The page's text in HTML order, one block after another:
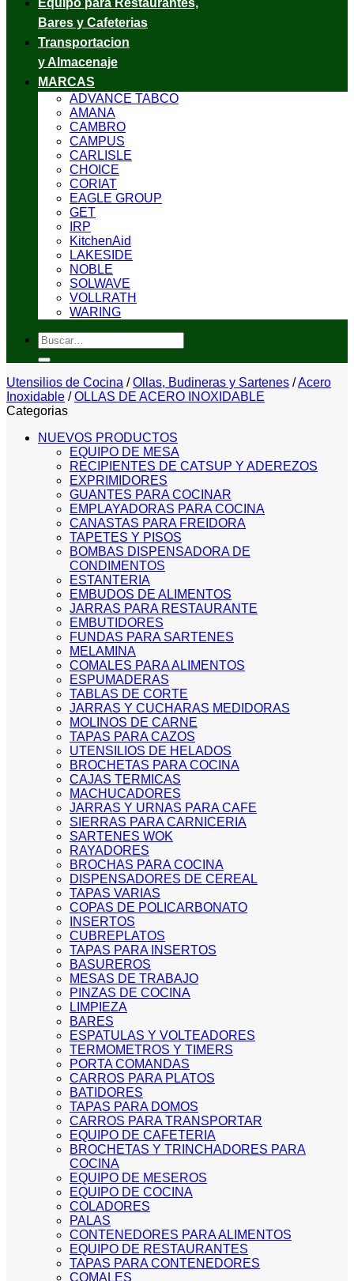
Equipo para Restaurantes,
Bares y Cafeterias
Transportacion
y Almacenaje
MARCAS
ADVANCE TABCO
AMANA
CAMBRO
CAMPUS
CARLISLE
CHOICE
CORIAT
EAGLE GROUP
GET
IRP
KitchenAid
LAKESIDE
NOBLE
SOLWAVE
VOLLRATH
WARING
Buscar
por:
Utensilios de Cocina / Ollas, Budineras y Sartenes /Acero
Inoxidable / OLLAS DE ACERO INOXIDABLE
Categorias
NUEVOS PRODUCTOS
EQUIPO DE MESA
RECIPIENTES DE CATSUP Y ADEREZOS
EXPRIMIDORES
GUANTES PARA COCINAR
EMPLAYADORAS PARA COCINA
CANASTAS PARA FREIDORA
TAPETES Y PISOS
BOMBAS DISPENSADORA DE
CONDIMENTOS
ESTANTERIA
EMBUDOS DE ALIMENTOS
JARRAS PARA RESTAURANTE
EMBUTIDORES
FUNDAS PARA SARTENES
MELAMINA
COMALES PARA ALIMENTOS
ESPUMADERAS
TABLAS DE CORTE
JARRAS Y CUCHARAS MEDIDORAS
MOLINOS DE CARNE
TAPAS PARA CAZOS
UTENSILIOS DE HELADOS
BROCHETAS PARA COCINA
CAJAS TERMICAS
MACHUCADORES
JARRAS Y URNAS PARA CAFE
SIERRAS PARA CARNICERIA
SARTENES WOK
RAYADORES
BROCHAS PARA COCINA
DISPENSADORES DE CEREAL
TAPAS VARIAS
COPAS DE POLICARBONATO
INSERTOS
CUBREPLATOS
TAPAS PARA INSERTOS
BASUREROS
MESAS DE TRABAJO
PINZAS DE COCINA
LIMPIEZA
BARES
ESPATULAS Y VOLTEADORES
TERMOMETROS Y TIMERS
PORTA COMANDAS
CARROS PARA PLATOS
BATIDORES
TAPAS PARA DOMOS
CARROS PARA TRANSPORTAR
EQUIPO DE CAFETERIA
BROCHETAS Y TRINCHADORES PARA
COCINA
EQUIPO DE MESEROS
EQUIPO DE COCINA
COLADORES
PALAS
CONTENEDORES PARA ALIMENTOS
EQUIPO DE RESTAURANTES
TAPAS PARA CONTENEDORES
COMALES